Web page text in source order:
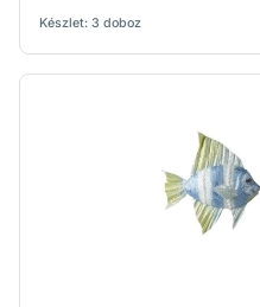
Készlet: 3 doboz